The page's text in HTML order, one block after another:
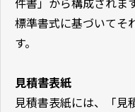
標準書式に基づいてそ
す。
見積書表紙
見積書表紙には、「見